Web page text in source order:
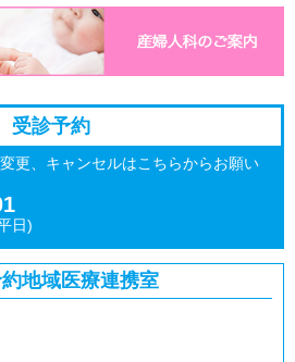
受診予約
更、キャンセルはこちらからお願い
日)
地域医療連携室